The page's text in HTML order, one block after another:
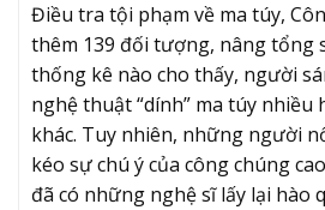
Điều tra tội phạm về ma túy,
thêm 139 đối tượng, nâng tổng
thống kê nào cho thấy, người
nghệ thuật “dính” ma túy nhiều
khác. Tuy nhiên, những người
kéo sự chú ý của công chúng
đã có những nghệ sĩ lấy lại hào